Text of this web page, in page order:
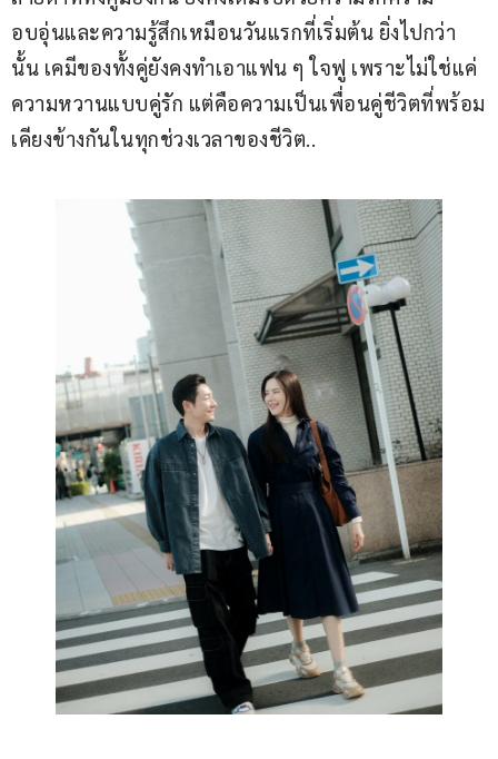
อบอุ่นและความรู้สึกเหมือนวันแรกที่เริ่มต้น ยิ่งไปกว่า
นั้น เคมีของทั้งคู่ยังคงทำเอาแฟน ๆ ใจฟู เพราะไม่ใช่แค่
ความหวานแบบคู่รัก แต่คือความเป็นเพื่อนคู่ชีวิตที่พร้อม
เคียงข้างกันในทุกช่วงเวลาของชีวิต..